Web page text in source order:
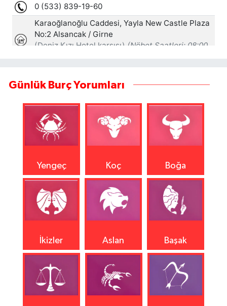
Günlük Burç Yorumları
Yengeç Koç Boğa
İkizler Aslan Başak